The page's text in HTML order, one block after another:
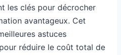
les clés pour décrocher
avantageux. Cet
astuces
réduire le coût total de